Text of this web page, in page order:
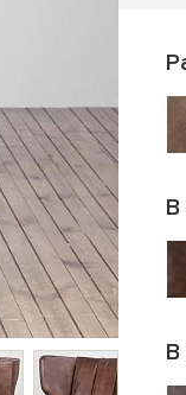
В
В